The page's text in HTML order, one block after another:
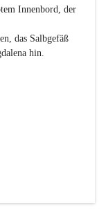
Innenbord, der
das Salbgefäß